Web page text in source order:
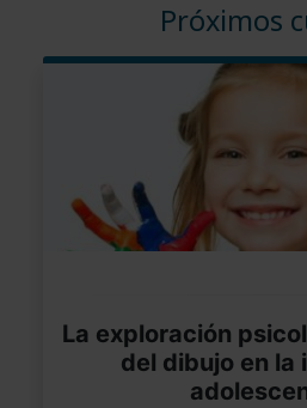
Próximos
La exploración
del dibujo en la